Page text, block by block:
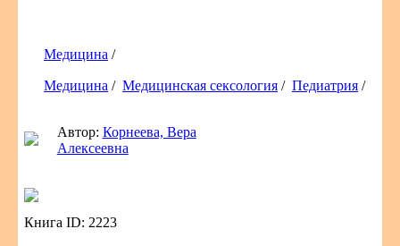
Медицина /
Медицина / Медицинская сексология / Педиатрия /
Автор: Корнеева, Вера
Алексеевна
Книга ID: 2223